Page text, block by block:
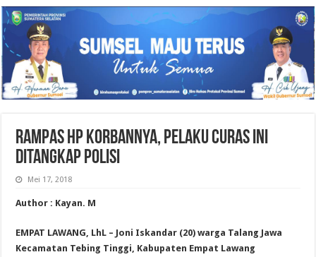
RAMPAS HP KORBANNYA, PELAKU CURAS INI
DITANGKAP POLISI
Mei 17, 2018
Author : Kayan. M
EMPAT LAWANG, LhL – Joni Iskandar (20) warga Talang Jawa
Kecamatan Tebing Tinggi, Kabupaten Empat Lawang